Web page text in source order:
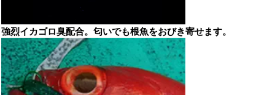
強烈イカゴロ臭配合。匂いでも根魚をおびき寄せます。